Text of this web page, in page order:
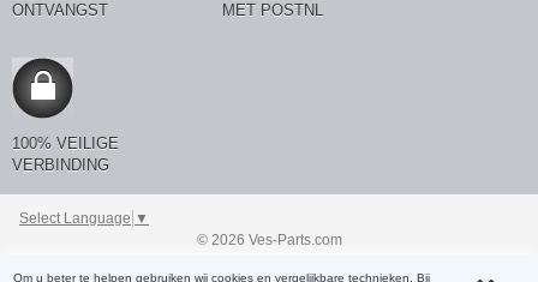
ONTVANGST
MET POSTNL
100% VEILIGE
VERBINDING
Om u beter te helpen gebruiken wij cookies en vergelijkbare technieken. Bij
Select Language ▼
© 2026 Ves-Parts.com